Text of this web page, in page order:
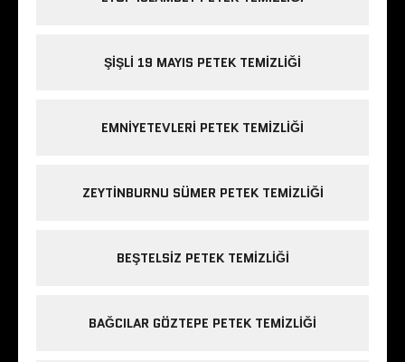
ŞIŞLI 19 MAYIS PETEK TEMIZLIĞI
EMNIYETEVLERI PETEK TEMIZLIĞI
ZEYTINBURNU SÜMER PETEK TEMIZLIĞI
BEŞTELSIZ PETEK TEMIZLIĞI
BAĞCILAR GÖZTEPE PETEK TEMIZLIĞI